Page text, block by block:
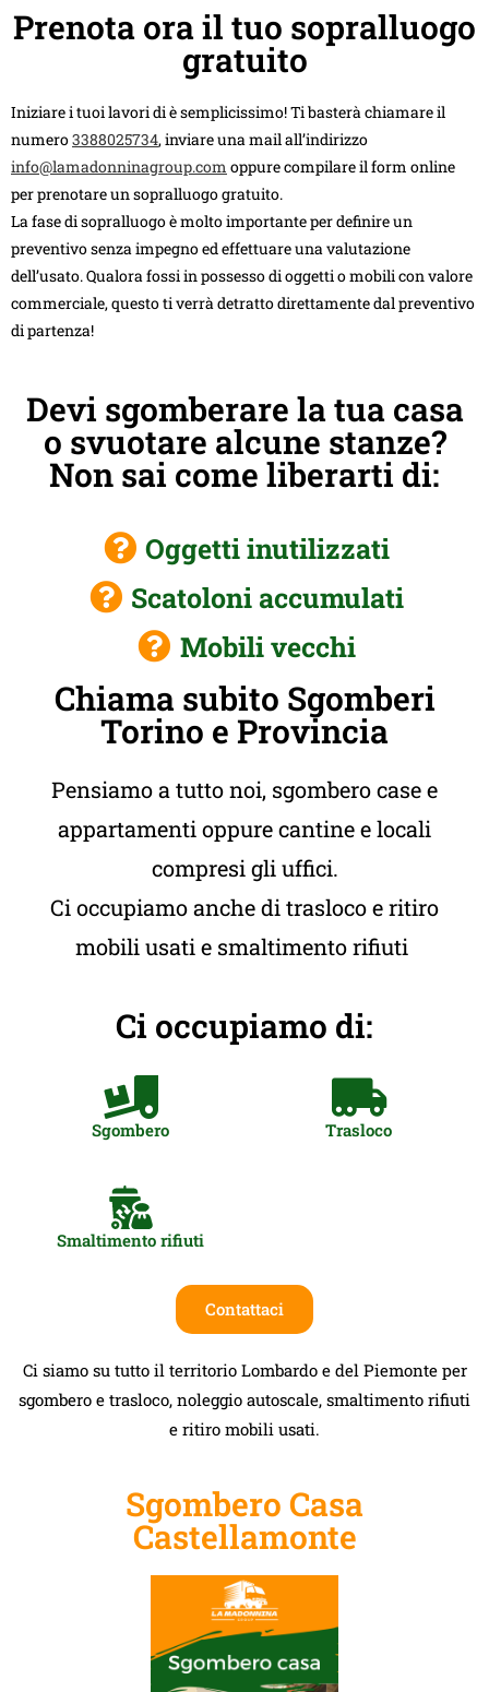
Prenota ora il tuo sopralluogo
gratuito
Iniziare i tuoi lavori di è semplicissimo! Ti basterà chiamare il
numero3388025734, inviare una mail all’indirizzo
info@lamadonninagroup.com oppure compilare il form online
per prenotare un sopralluogo gratuito.
La fase di sopralluogo è molto importante per definire un
preventivo senza impegno ed effettuare una valutazione
dell’usato. Qualora fossi in possesso di oggetti o mobili con valore
commerciale, questo ti verrà detratto direttamente dal preventivo
di partenza!
Devi sgomberare la tua casa
o svuotare alcune stanze?
Non sai come liberarti di:
Oggetti inutilizzati
Scatoloni accumulati
Mobili vecchi
Chiama subito Sgomberi
Torino e Provincia
Pensiamo a tutto noi, sgombero case e
appartamenti oppure cantine e locali
compresi gli uffici.
Ci occupiamo anche di trasloco e ritiro
mobili usati e smaltimento rifiuti
Ci occupiamo di:
Sgombero Trasloco
Smaltimento rifiuti
Contattaci
Ci siamo su tutto il territorio Lombardo e del Piemonte per
sgombero e trasloco, noleggio autoscale, smaltimento rifiuti
e ritiro mobili usati.
Sgombero Casa
Castellamonte